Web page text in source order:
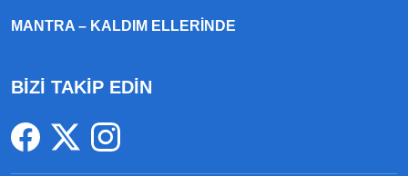
MANTRA – KALDIM ELLERINDE
BİZİ TAKİP EDİN